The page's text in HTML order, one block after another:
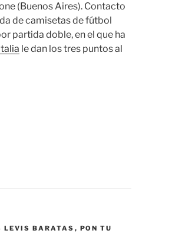
(Buenos Aires). Contacto
de camisetas de fútbol
partida doble, en el que ha
le dan los tres puntos al
LEVIS BARATAS , PON TU